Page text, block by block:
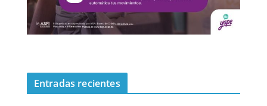
Entradas recientes